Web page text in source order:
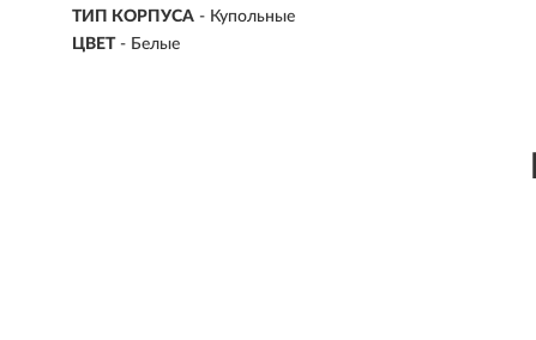
ТИП КОРПУСА - Купольные
ЦВЕТ - Белые